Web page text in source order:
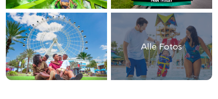
Alle Fotos